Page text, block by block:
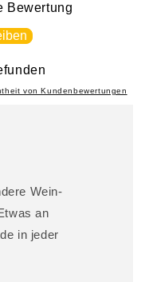
Bewertung
von Kundenbewertungen
Wein-
an
in jeder